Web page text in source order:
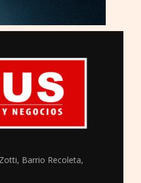
Barrio Recoleta,